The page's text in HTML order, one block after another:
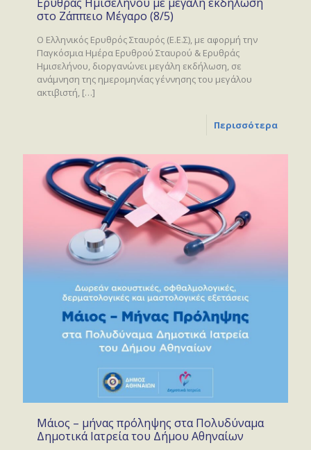
στο Ζάππειο Μέγαρο (8/5)
Ο Ελληνικός Ερυθρός Σταυρός (Ε.Ε.Σ), με αφορμή την
Παγκόσμια Ημέρα Ερυθρού Σταυρού & Ερυθράς
Ημισελήνου, διοργανώνει μεγάλη εκδήλωση, σε
ανάμνηση της ημερομηνίας γέννησης του μεγάλου
ακτιβιστή, […]
Περισσότερα
Μάιος – μήνας πρόληψης στα Πολυδύναμα
Δημοτικά Ιατρεία του Δήμου Αθηναίων